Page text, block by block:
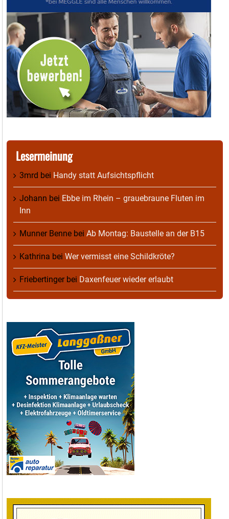
Lesermeinung
3mrd bei Handy statt Aufsichtspflicht
Johann bei Ebbe im Rhein – grauebraune Fluten im
Inn
Munner Benne bei Ab Montag: Baustelle an der B15
Kathrina bei Wer vermisst eine Schildkröte?
Friebertingerbei Daxenfeuer wieder erlaubt